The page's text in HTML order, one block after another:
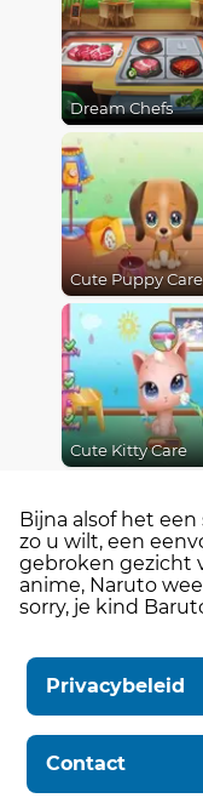
Dream Chefs
Cute Puppy Care
Cute Kitty Care
Bijna alsof het
zo u wilt, een
gebroken gezicht
anime, Naruto
sorry, je kind
Privacybeleid
Contact